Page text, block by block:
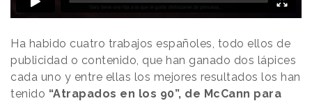
Ha habido cuatro trabajos españoles, todo ellos de
publicidad o contenido, que han ganado dos lápices
cada uno y entre ellas los mejores resultados los han
tenido “Atrapados en los 90”, de McCann para